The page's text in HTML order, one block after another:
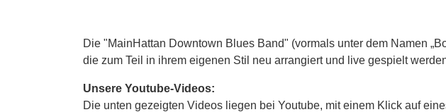
Die "MainHattan Downtown Blues Band" (vormals unter dem Namen
die zum Teil in ihrem eigenen Stil neu arrangiert und live gespielt
Unsere Youtube-Videos:
Die unten gezeigten Videos liegen bei Youtube, mit einem Klick auf